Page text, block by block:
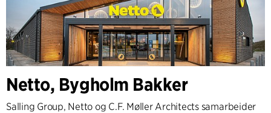
Netto, Bygholm Bakker
Salling Group, Netto og C.F. Møller Architects samarbeider